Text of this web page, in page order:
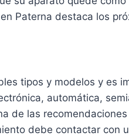
Paterna destaca los
tipos y modelos y es
automática,
de las
debe contactar con